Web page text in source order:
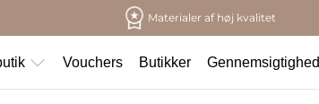
Materialer af høj kvalitet
Vouchers Butikker Gennemsigtighed